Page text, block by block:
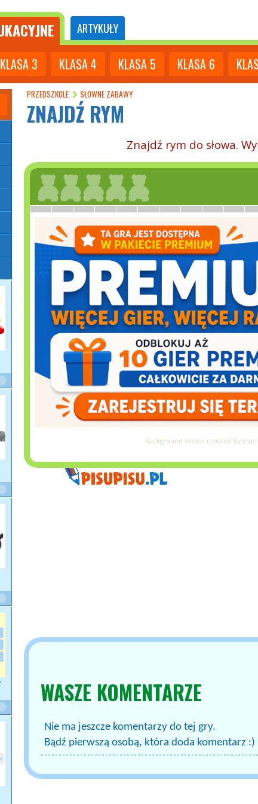
ARTYKUŁY
KLASA 3 KLASA4 KLASA 5 KLASA 6
PRZEDSZKOLE SŁOWNE ZABAWY
ZNAJDŹ RYM
Znajdź rym do słowa.
Background vector created by
WASZE KOMENTARZE
Nie ma jeszcze komentarzy do tej gry.
Bądź pierwszą osobą, która doda komentarz :)